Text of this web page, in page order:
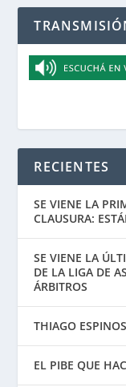
RECIENTES
SE VIENE LA
CLAUSURA:
SE VIENE LA
DE LA LIGA DE
ÁRBITROS
THIAGO
EL PIBE QUE